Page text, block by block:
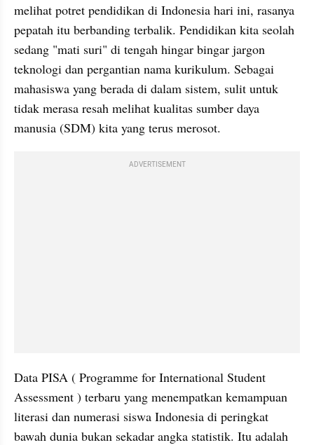
melihat potret pendidikan di Indonesia hari ini, rasanya
pepatah itu berbanding terbalik. Pendidikan kita seolah
sedang "mati suri" di tengah hingar bingar jargon
teknologi dan pergantian nama kurikulum. Sebagai
mahasiswa yang berada di dalam sistem, sulit untuk
tidak merasa resah melihat kualitas sumber daya
manusia (SDM) kita yang terus merosot.
ADVERTISEMENT
Data PISA ( Programme for International Student
Assessment ) terbaru yang menempatkan kemampuan
literasi dan numerasi siswa Indonesia di peringkat
bawah dunia bukan sekadar angka statistik. Itu adalah